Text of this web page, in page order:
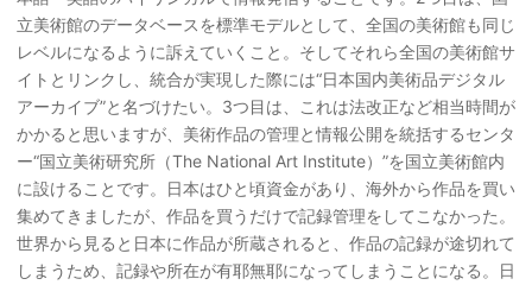
立美術館のデータベースを標準モデルとして、全国の美術館も同じ
レベルになるように訴えていくこと。そしてそれら全国の美術館サ
イトとリンクし、統合が実現した際には“日本国内美術品デジタル
アーカイブ”と名づけたい。3つ目は、これは法改正など相当時間が
かかると思いますが、美術作品の管理と情報公開を統括するセンタ
ー“国立美術研究所（The National Art Institute）”を国立美術館内
に設けることです。日本はひと頃資金があり、海外から作品を買い
集めてきましたが、作品を買うだけで記録管理をしてこなかった。
世界から見ると日本に作品が所蔵されると、作品の記録が途切れて
しまうため、記録や所在が有耶無耶になってしまうことになる。日